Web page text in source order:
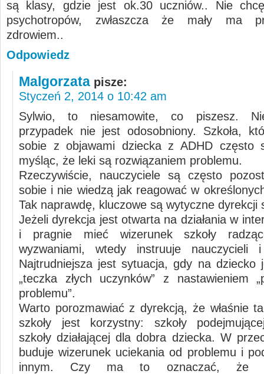
są klasy, gdzie jest ok.30 uczniów.. Nie
psychotropów, zwłaszcza że mały ma
zdrowiem..
Odpowiedz
Malgorzata pisze:
Styczeń 2, 2014 o 10:42 am
Sylwio, to niesamowite, co piszesz.
przypadek nie jest odosobniony. Szkoła,
sobie z objawami dziecka z ADHD często
myśląc, że leki są rozwiązaniem problemu.
Rzeczywiście, nauczyciele są często
sobie i nie wiedzą jak reagować w
Tak naprawdę, kluczowe są wytyczne dyrekcji
Jeżeli dyrekcja jest otwarta na działania w
i pragnie mieć wizerunek szkoły
wyzwaniami, wtedy instruuje nauczycieli
Najtrudniejsza jest sytuacja, gdy na dziecko
„teczka złych uczynków” z nastawieniem
problemu”.
Warto porozmawiać z dyrekcją, że właśnie
szkoły jest korzystny: szkoły
szkoły działającej dla dobra dziecka. W
buduje wizerunek uciekania od problemu i
innym. Czy ma to oznaczać, że